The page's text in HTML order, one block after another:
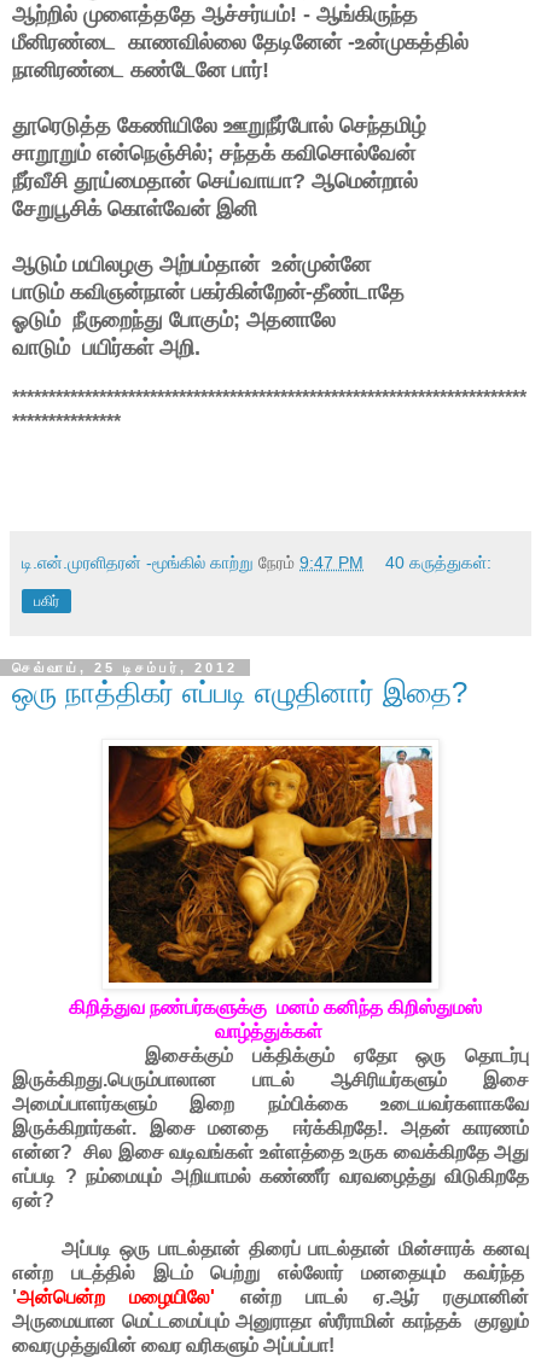
ஆற்றில் முளைத்ததே ஆச்சர்யம்! - ஆங்கிருந்த
மீனிரண்டை காணவில்லை தேடினேன் -உன்முகத்தில்
நானிரண்டை கண்டேனேபார்!
தூரெடுத்த கேணியிலே ஊறுநீர்போல் செந்தமிழ்
சாறூறும் என்நெஞ்சில்; சந்தக் கவிசொல்வேன்
நீர்வீசி தூய்மைதான் செய்வாயா? ஆமென்றால்
சேறுபூசிக் கொள்வேன் இனி
ஆடும் மயிலழகு அற்பம்தான் உன்முன்னே
பாடும் கவிஞன்நான் பகர்கின்றேன்-தீண்டாதே
ஓடும் நீருறைந்து போகும்; அதனாலே
வாடும் பயிர்கள் அறி.
***********************************************************************
***************
டி.என்.முரளிதரன் -மூங்கில் காற்று நேரம் 9:47 PM 40 கருத்துகள்:
பகிர்
செவ்வாய், 25 டிசம்பர், 2012
ஒரு நாத்திகர் எப்படி எழுதினார் இதை?
கிறித்துவ நண்பர்களுக்கு மனம் கனிந்த கிறிஸ்துமஸ்
வாழ்த்துக்கள்
இசைக்கும் பக்திக்கும் ஏதோ ஒரு தொடர்பு
இருக்கிறது.பெரும்பாலான பாடல் ஆசிரியர்களும் இசை
அமைப்பாளர்களும் இறை நம்பிக்கை உடையவர்களாகவே
இருக்கிறார்கள். இசை மனதை ஈர்க்கிறதே!. அதன் காரணம்
என்ன? சில இசை வடிவங்கள் உள்ளத்தை உருக வைக்கிறதே அது
எப்படி ? நம்மையும் அறியாமல் கண்ணீர் வரவழைத்து விடுகிறதே
ஏன்?
அப்படி ஒரு பாடல்தான் திரைப் பாடல்தான் மின்சாரக் கனவு
என்ற படத்தில் இடம் பெற்று எல்லோர் மனதையும் கவர்ந்த
'அன்பென்ற மழையிலே' என்ற பாடல் ஏ.ஆர் ரகுமானின்
அருமையான மெட்டமைப்பும் அனுராதா ஸ்ரீராமின் காந்தக் குரலும்
வைரமுத்துவின் வைர வரிகளும் அப்பப்பா!